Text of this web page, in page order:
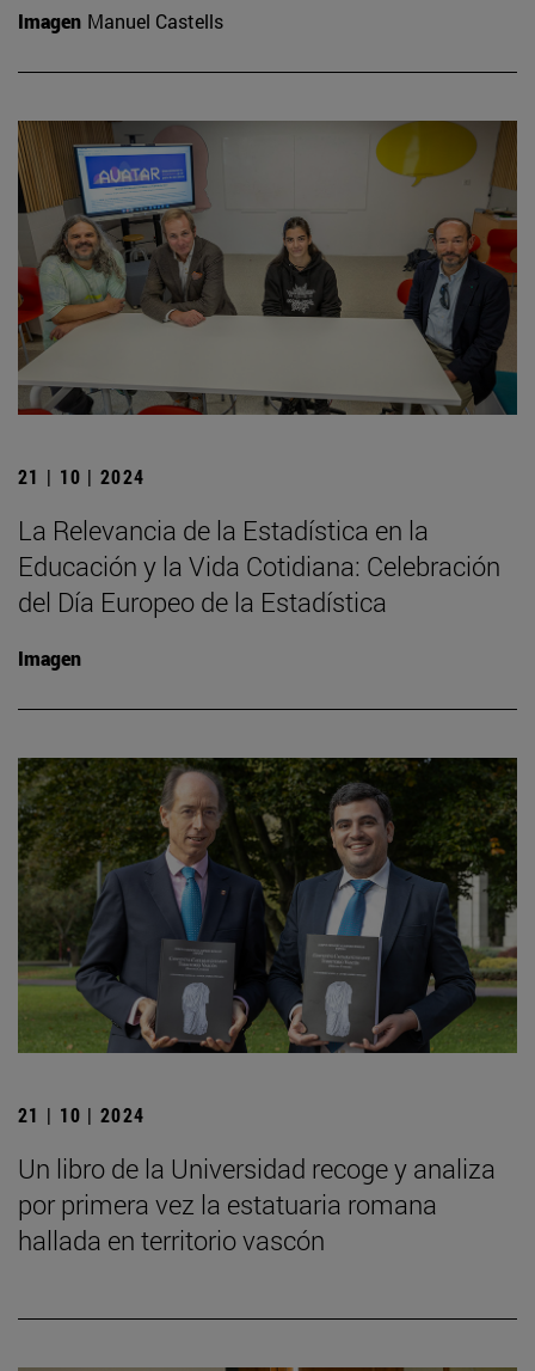
Imagen Manuel Castells
21 | 10 | 2024
La Relevancia de la Estadística en la
Educación y la Vida Cotidiana: Celebración
del Día Europeo de la Estadística
Imagen
21 | 10 | 2024
Un libro de la Universidad recoge y analiza
por primera vez la estatuaria romana
hallada en territorio vascón